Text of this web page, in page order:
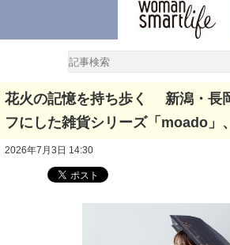
花火の記憶を持ち歩く 新潟・長
フにした雑貨シリーズ「moado」
2026年7月3日 14:30